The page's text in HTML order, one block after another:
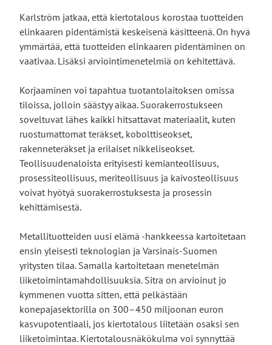
Karlström jatkaa, että kiertotalous korostaa tuotteiden
elinkaaren pidentämistä keskeisenä käsitteenä. On hyvä
ymmärtää, että tuotteiden elinkaaren pidentäminen on
vaativaa. Lisäksi arviointimenetelmiä on kehitettävä.
Korjaaminen voi tapahtua tuotantolaitoksen omissa
tiloissa, jolloin säästyy aikaa. Suorakerrostukseen
soveltuvat lähes kaikki hitsattavat materiaalit, kuten
ruostumattomat teräkset, kobolttiseokset,
rakenneteräkset ja erilaiset nikkeliseokset.
Teollisuudenaloista erityisesti kemianteollisuus,
prosessiteollisuus, meriteollisuus ja kaivosteollisuus
voivat hyötyä suorakerrostuksesta ja prosessin
kehittämisestä.
Metallituotteiden uusi elämä -hankkeessa kartoitetaan
ensin yleisesti teknologian ja Varsinais-Suomen
yritysten tilaa. Samalla kartoitetaan menetelmän
liiketoimintamahdollisuuksia. Sitra on arvioinut jo
kymmenen vuotta sitten, että pelkästään
konepajasektorilla on 300–450 miljoonan euron
kasvupotentiaali, jos kiertotalous liitetään osaksi sen
liiketoimintaa. Kiertotalousnäkökulma voi synnyttää